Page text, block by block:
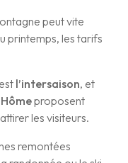
peut vite
printemps, les tarifs
l’intersaison, et
proposent
les visiteurs.
remontées